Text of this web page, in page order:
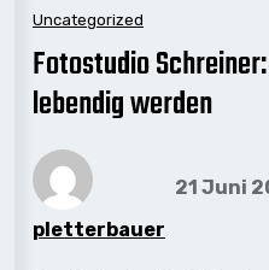
Uncategorized
Fotostudio
lebendig werden
pletterbauer
21 Juni